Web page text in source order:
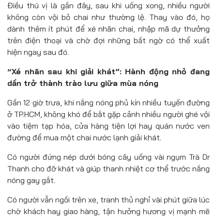
Điều thú vị là gần đây, sau khi uống xong, nhiều người
không còn vội bỏ chai như thường lệ. Thay vào đó, họ
dành thêm ít phút để xé nhãn chai, nhập mã dự thưởng
trên điện thoại và chờ đợi những bất ngờ có thể xuất
hiện ngay sau đó.
“Xé nhãn sau khi giải khát”: Hành động nhỏ đang
dần trở thành trào lưu giữa mùa nóng
Gần 12 giờ trưa, khi nắng nóng phủ kín nhiều tuyến đường
ở TP.HCM, không khó để bắt gặp cảnh nhiều người ghé vội
vào tiệm tạp hóa, cửa hàng tiện lợi hay quán nước ven
đường để mua một chai nước lạnh giải khát.
Có người đứng nép dưới bóng cây uống vài ngụm Trà Dr
Thanh cho đỡ khát và giúp thanh nhiệt cơ thể trước nắng
nóng gay gắt.
Có người vẫn ngồi trên xe, tranh thủ nghỉ vài phút giữa lúc
chờ khách hay giao hàng, tận hưởng hương vị mạnh mẽ